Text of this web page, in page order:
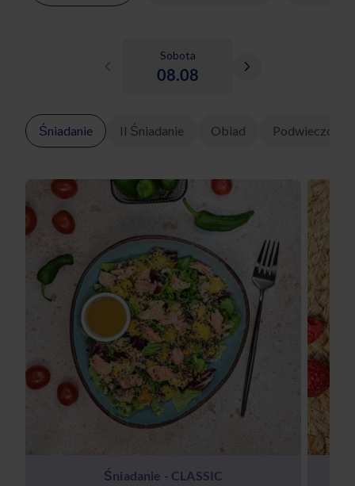
Sobota
08.08
Śniadanie II Śniadanie Obiad Podwieczorek
Śniadanie - CLASSIC